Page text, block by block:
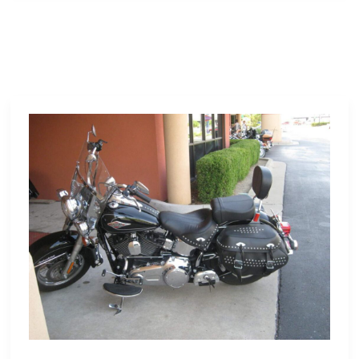
d’aujourd’hui
mercredi
27
juillet